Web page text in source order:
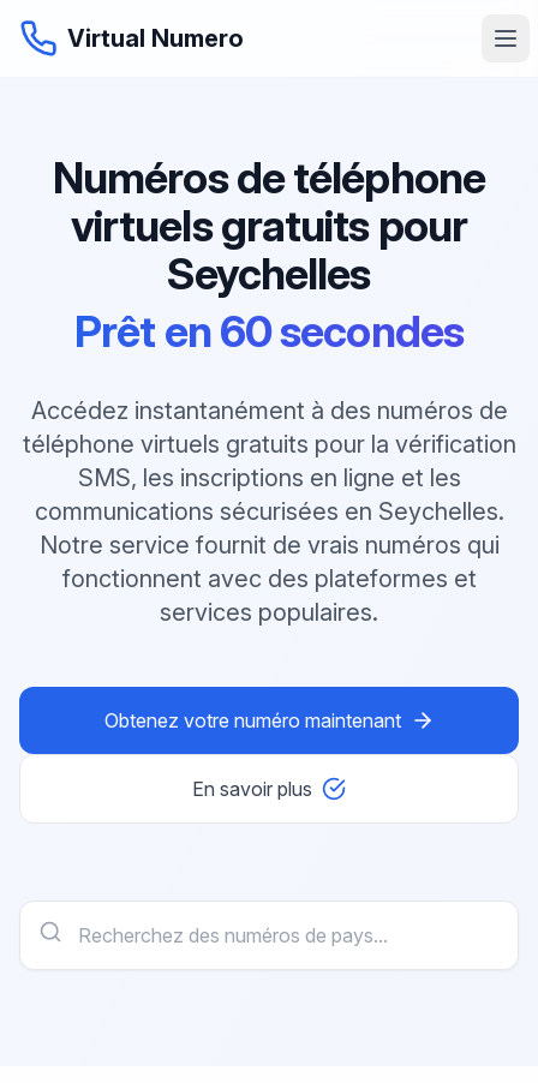
Virtual Numero
Numéros de téléphone
virtuels gratuits pour
Seychelles
Prêt en 60 secondes
Accédez instantanément à des numéros de
téléphone virtuels gratuits pour la vérification
SMS, les inscriptions en ligne et les
communications sécurisées en Seychelles.
Notre service fournit de vrais numéros qui
fonctionnent avec des plateformes et
services populaires.
Obtenez votre numéro maintenant
En savoir plus